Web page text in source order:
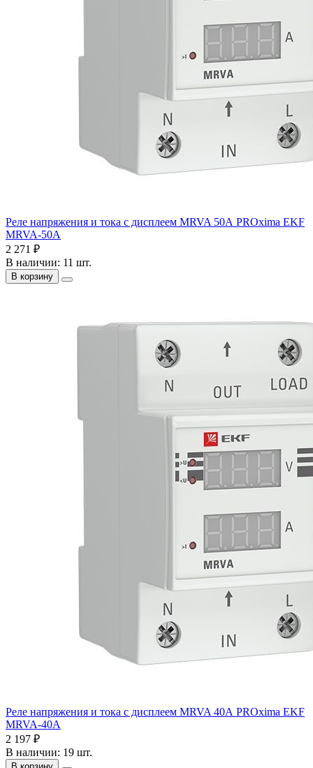
Реле напряжения и тока с дисплеем MRVA 50А PROxima EKF
MRVA-50A
2 271 ₽
В наличии: 11 шт.
В корзину
Реле напряжения и тока с дисплеем MRVA 40А PROxima EKF
MRVA-40A
2 197 ₽
В наличии: 19 шт.